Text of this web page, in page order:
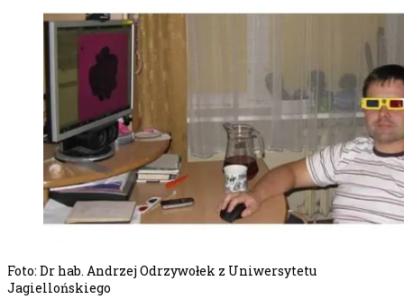
Foto: Dr hab. Andrzej Odrzywołek z Uniwersytetu
Jagiellońskiego